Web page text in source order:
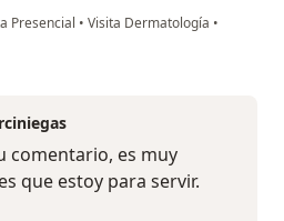
Presencial • Visita Dermatología •
comentario, es muy
que estoy para servir.